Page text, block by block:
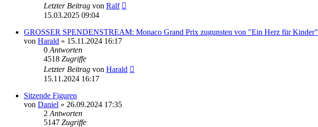
Letzter Beitrag von Ralf
15.03.2025 09:04
GROSSER SPENDENSTREAM: Monaco Grand Prix zugunsten von "Ein Herz für Kinder"
von Harald » 15.11.2024 16:17
0 Antworten
4518 Zugriffe
Letzter Beitrag von Harald
15.11.2024 16:17
Sitzende Figuren
von Daniel » 26.09.2024 17:35
2 Antworten
5147 Zugriffe